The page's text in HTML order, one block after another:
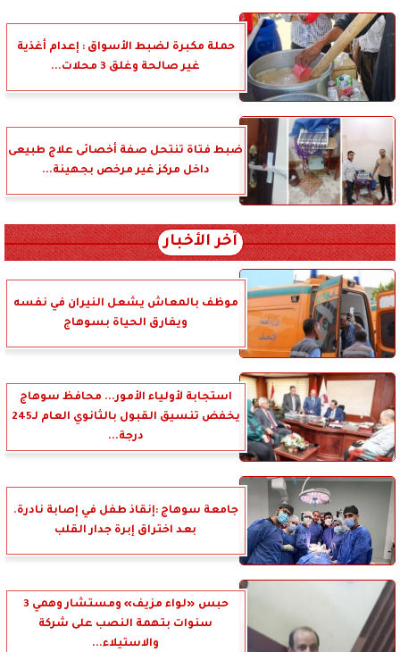
حملة مكبرة لضبط الأسواق : إعدام أغذية
غير صالحة وغلق 3 محلات...
ضبط فتاة تنتحل صفة أخصائى علاج طبيعى
داخل مركز غير مرخص بجهينة...
آخر الأخبار
موظف بالمعاش يشعل النيران في نفسه
ويفارق الحياة بسوهاج
استجابة لأولياء الأمور... محافظ سوهاج
يخفض تنسيق القبول بالثانوي العام لـ245
درجة...
جامعة سوهاج :إنقاذ طفل في إصابة نادرة.
بعد اختراق إبرة جدار القلب
حبس «لواء مزيف» ومستشار وهمي 3
سنوات بتهمة النصب على شركة
والاستيلاء...